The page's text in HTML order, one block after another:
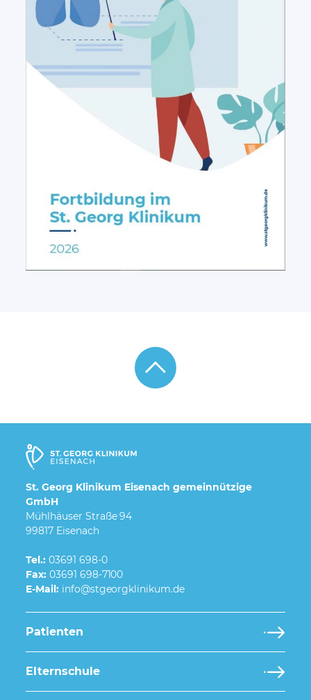
St. Georg Klinikum Eisenach gemeinnützige
GmbH
Mühlhäuser Straße 94
99817 Eisenach
Tel.: 03691 698-0
Fax: 03691 698-7100
E-Mail:
Patienten
Elternschule